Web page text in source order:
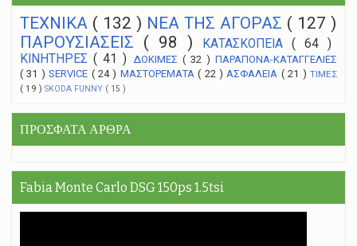
ΤΕΧΝΙΚΑ ( 132 ) NEA THΣ ΑΓΟΡΑΣ ( 127 )
ΠΑΡΟΥΣΙΑΣΕΙΣ ( 98 ) ΚΑΤΑΣΚΟΠΕΙΑ ( 64 )
ΚΙΝΗΤΗΡΕΣ( 41 ) ΔΟΚΙΜΕΣ ( 32 ) ΠΑΡΑΠΟΝΑ-ΚΑΤΑΓΓΕΛΙΕΣ
( 31 )SERVICE ( 24 ) ΜΑΣΤΟΡΕΜΑΤΑ( 22 ) ΑΣΦΑΛΕΙΑ ( 21 )ΤΙΜΕΣ
( 19 ) SKODA FUNNY ( 15 )
ΠΡΟΣΦΑΤΑ ΑΡΘΡΑ
Fabia Monte Carlo DSG 150ps 1.5tsi